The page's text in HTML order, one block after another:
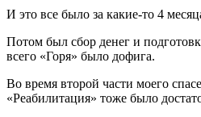
И это все было за какие-то 4
Потом был сбор денег и
всего «Горя» было дофига.
Во время второй части моего
«Реабилитация» тоже было